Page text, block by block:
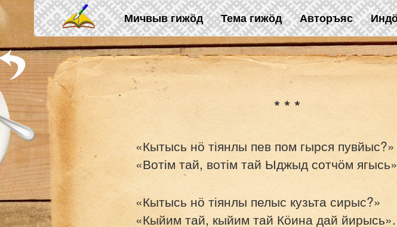
Skip to main content
Мичвыв гижӧд Тема гижӧд Авторъяс
* * *
«Кытысь нӧ тіянлы пев пом гырся пувйыс?»
«Вотім тай, вотім тай Ыджыд сотчӧм
«Кытысь нӧ тіянлы пелыс кузьта сирыс?»
«Кыйим тай, кыйим тай Кӧина дай йирысь».